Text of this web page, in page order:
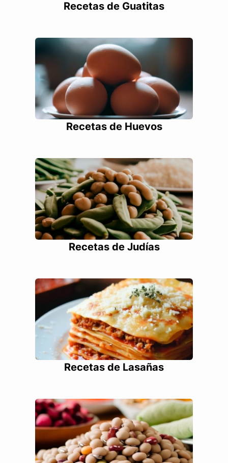
Recetas de Guatitas
Recetas de Huevos
Recetas de Judías
Recetas de Lasañas